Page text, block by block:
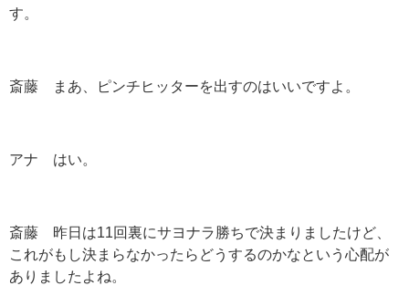
す。
斎藤 まあ、ピンチヒッターを出すのはいいですよ。
アナ はい。
斎藤 昨日は11回裏にサヨナラ勝ちで決まりましたけど、
これがもし決まらなかったらどうするのかなという心配が
ありましたよね。